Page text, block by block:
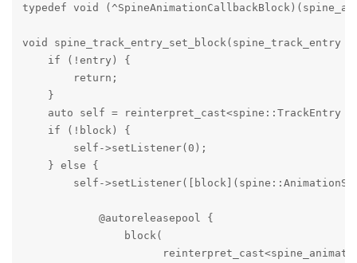
typedef void
void spine_track_entry_set_block(spine_track_entry
    if (!entry) {
        return;
    }
auto self = reinterpret_cast<spine::TrackEntry
    if (!block) {
        self->setListener(0);
    } else {
self-
            @autoreleasepool {
                block(